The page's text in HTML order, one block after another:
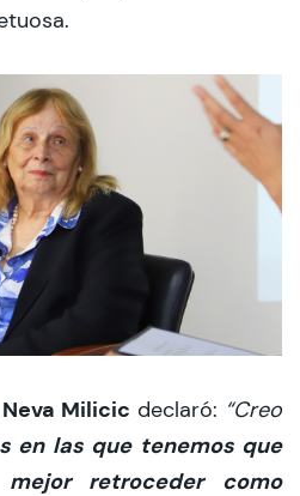
Neva Milicic declaró: “Creo
en las que tenemos que
retroceder como